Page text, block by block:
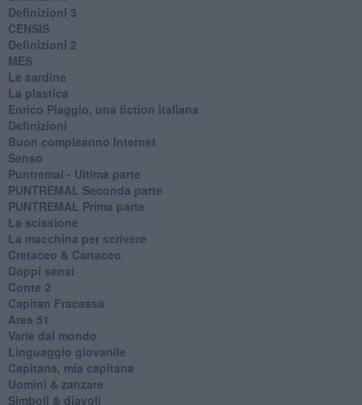
Definizioni 3
CENSIS
​Definizioni 2
MES
Le sardine
La plastica
​Enrico Piaggio, una fiction italiana
Definizioni
​Buon compleanno Internet
Senso
Puntremal - Ultima parte
PUNTREMAL Seconda parte
​PUNTREMAL Prima parte
La scissione
La macchina per scrivere
Cretaceo & Cartaceo
Doppi sensi
​Conte 2
​Capitan Fracassa
​Area 51
Varie dal mondo
​Linguaggio giovanile
​Capitana, mia capitana
Uomini & zanzare
​Simboli & diavoli